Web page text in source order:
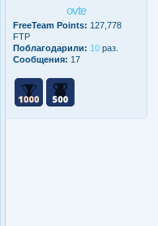
ovte
FreeTeam Points: 127,778
FTP
Поблагодарили: 10 раз.
Сообщения: 17